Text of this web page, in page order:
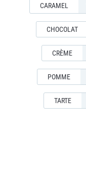
CARAMEL
CHOCOLAT
CRÈME
POMME
TARTE